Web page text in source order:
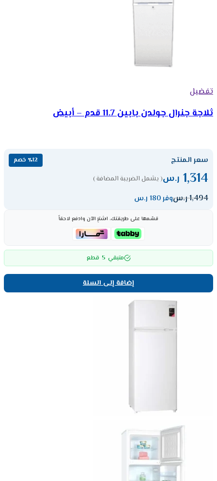
تفضيل
ثلاجة جنرال جولدن بابين 11.7 قدم – أبيض
سعر المنتج ٪12 خصم
1,314 ر.س( يشمل الضريبة المضافة )
1,494ر.سوفر 180 ر.س
قسّمها على طريقتك، اشترِ الآن وادفع لاحقاً
متبقي 5 قطع
إضافة إلى السلة